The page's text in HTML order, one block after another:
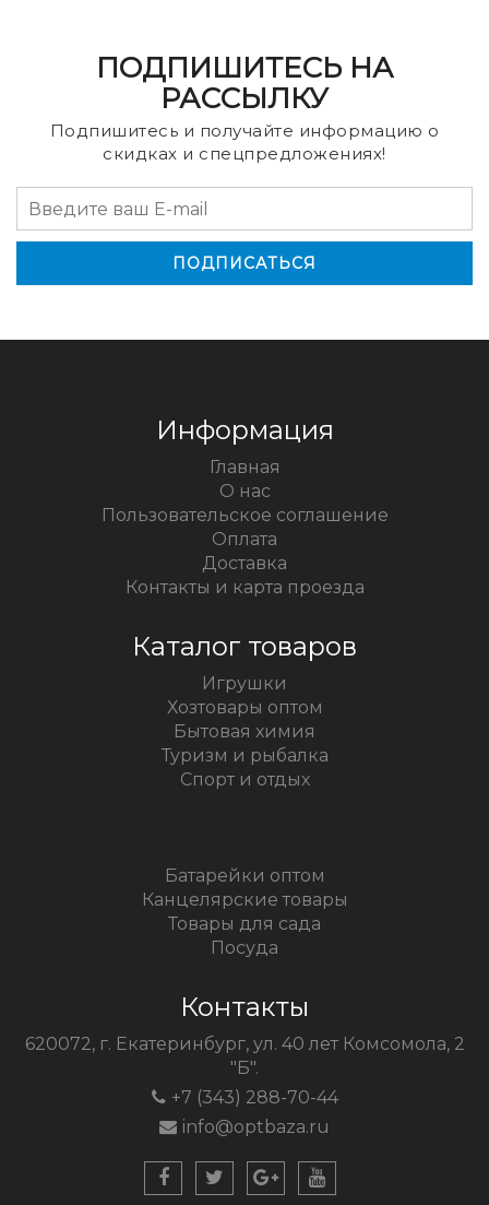
ПОДПИШИТЕСЬ НА
РАССЫЛКУ
Подпишитесь и получайте информацию о
скидках и спецпредложениях!
Информация
Главная
О нас
Пользовательское соглашение
Оплата
Доставка
Контакты и карта проезда
Каталог товаров
Игрушки
Хозтовары оптом
Бытовая химия
Туризм и рыбалка
Спорт и отдых
Батарейки оптом
Канцелярские товары
Товары для сада
Посуда
Контакты
620072, г. Екатеринбург, ул. 40 лет Комсомола, 2
"Б".
+7 (343) 288-70-44
info@optbaza.ru